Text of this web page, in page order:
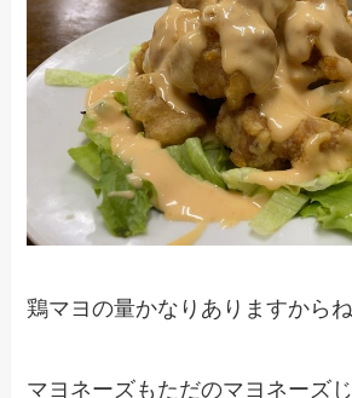
鶏マヨの量かなりありますからね
マヨネーズもただのマヨネーズ